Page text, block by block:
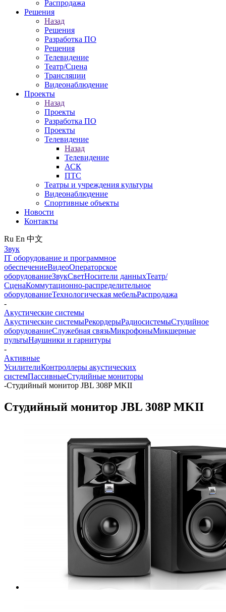
Распродажа
Решения
Назад
Решения
Разработка ПО
Решения
Телевидение
Театр/Сцена
Трансляции
Видеонаблюдение
Проекты
Назад
Проекты
Разработка ПО
Проекты
Телевидение
Назад
Телевидение
АСК
ПТС
Театры и учреждения культуры
Видеонаблюдение
Спортивные объекты
Новости
Контакты
Ru En 中文
Звук
IT оборудование и программное
обеспечениеВидеоОператорское
оборудованиеЗвукСветНосители данныхТеатр/
СценаКоммутационно-распределительное
оборудованиеТехнологическая мебельРаспродажа
-
Акустические системы
Акустические системыРекордерыРадиосистемыСтудийное
оборудованиеСлужебная связьМикрофоныМикшерные
пультыНаушники и гарнитуры
-
Активные
УсилителиКонтроллеры акустических
системПассивныеСтудийные мониторы
-Студийный монитор JBL 308P MKII
Студийный монитор JBL 308P MKII